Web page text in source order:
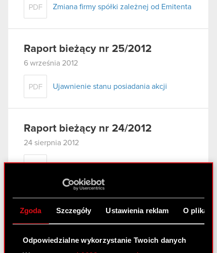
Zgoda Szczegóły Ustawienia reklam O
Odpowiedzialne wykorzystanie Twoich danych
PDF Zmiana firmy spółki zależnej od Emitenta
Raport bieżący nr 25/2012
6 września 2012
PDF Ujawnienie stanu posiadania akcji
Raport bieżący nr 24/2012
24 sierpnia 2012
Zawarcie aneksu do umowy kredytowej
Raport bieżący nr 23/2012
9 sierpnia 2012
PDF
Szacunki skonsolidowanych przychodów
ze sprzedaży netto Grupy Kapitałowej